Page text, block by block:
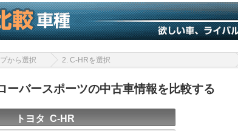
から選択 2. C-HRを選択
ーバースポーツの中古車情報を比較する
トヨタ C-HR